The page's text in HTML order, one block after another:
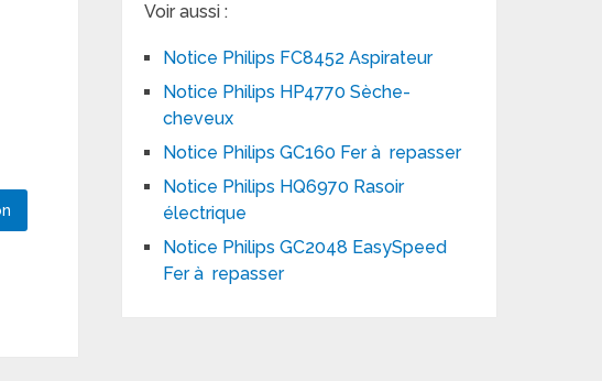
Voir aussi :
Notice Philips FC8452 Aspirateur
Notice Philips HP4770 Sèche-
cheveux
Notice Philips GC160 Fer à repasser
Notice Philips HQ6970 Rasoir
électrique
Notice Philips GC2048 EasySpeed
Fer à repasser